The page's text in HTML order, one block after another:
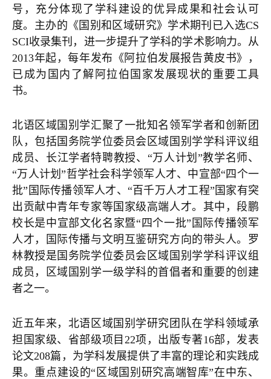
号，充分体现了学科建设的优异成果和社会认可
度。主办的《国别和区域研究》学术期刊已入选CS
SCI收录集刊，进一步提升了学科的学术影响力。从
2013年起，每年发布《阿拉伯发展报告黄皮书》，
已成为国内了解阿拉伯国家发展现状的重要工具
书。
北语区域国别学汇聚了一批知名领军学者和创新团
队，包括国务院学位委员会区域国别学学科评议组
成员、长江学者特聘教授、“万人计划”教学名师、
“万人计划”哲学社会科学领军人才、中宣部“四个一
批”国际传播领军人才、“百千万人才工程”国家有突
出贡献中青年专家等国家级高端人才。其中，段鹏
校长是中宣部文化名家暨“四个一批”国际传播领军
人才，国际传播与文明互鉴研究方向的带头人。罗
林教授是国务院学位委员会区域国别学学科评议组
成员，区域国别学一级学科的首倡者和重要的创建
者之一。
近五年来，北语区域国别学研究团队在学科领域承
担国家级、省部级项目22项，出版专著16部，发表
论文208篇，为学科发展提供了丰富的理论和实践成
果。重点建设的“区域国别研究高端智库”在中东、